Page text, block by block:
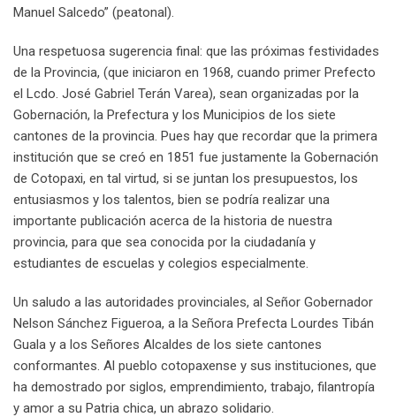
Manuel Salcedo” (peatonal).
Una respetuosa sugerencia final: que las próximas festividades
de la Provincia, (que iniciaron en 1968, cuando primer Prefecto
el Lcdo. José Gabriel Terán Varea), sean organizadas por la
Gobernación, la Prefectura y los Municipios de los siete
cantones de la provincia. Pues hay que recordar que la primera
institución que se creó en 1851 fue justamente la Gobernación
de Cotopaxi, en tal virtud, si se juntan los presupuestos, los
entusiasmos y los talentos, bien se podría realizar una
importante publicación acerca de la historia de nuestra
provincia, para que sea conocida por la ciudadanía y
estudiantes de escuelas y colegios especialmente.
Un saludo a las autoridades provinciales, al Señor Gobernador
Nelson Sánchez Figueroa, a la Señora Prefecta Lourdes Tibán
Guala y a los Señores Alcaldes de los siete cantones
conformantes. Al pueblo cotopaxense y sus instituciones, que
ha demostrado por siglos, emprendimiento, trabajo, filantropía
y amor a su Patria chica, un abrazo solidario.